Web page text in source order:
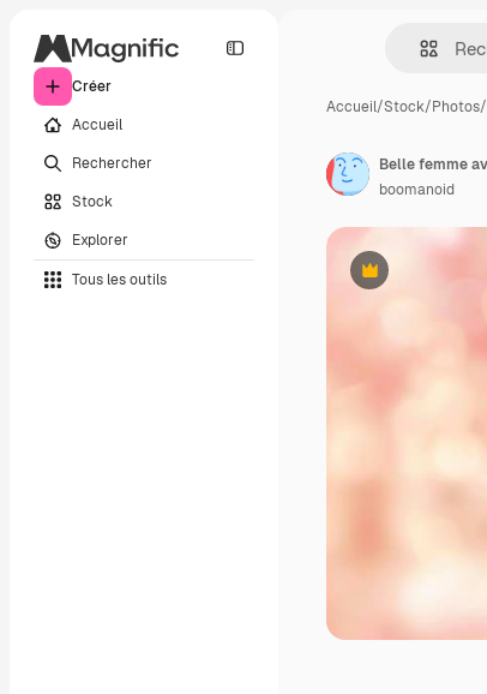
Créer
Accueil
Rechercher
Stock
Explorer
Tous les outils
Accueil/Stock/Photos/
Premium
boomanoid